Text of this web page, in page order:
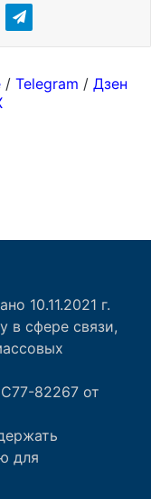
10.11.2021 г.
в сфере связи,
82267 от
для